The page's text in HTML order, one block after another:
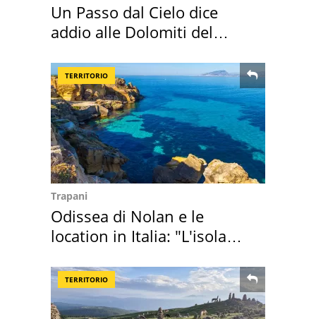
Un Passo dal Cielo dice
addio alle Dolomiti del
TERRITORIO
Trapani
Odissea di Nolan e le
location in Italia: "L'isola
TERRITORIO